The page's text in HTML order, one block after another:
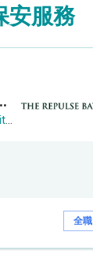
安服務
水灣影灣園人才招聘會
The Repulse Bay Company, Limited
全職